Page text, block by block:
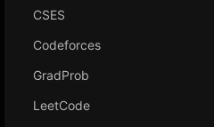
CSES
Codeforces
GradProb
LeetCode